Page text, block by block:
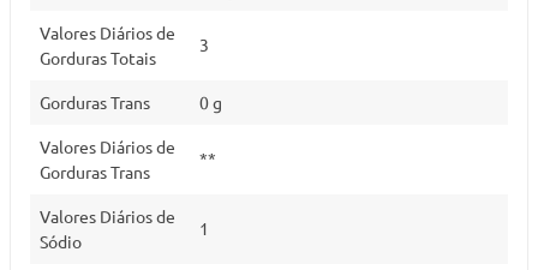
Valores Diários de
Gorduras Totais
3
Gorduras Trans 0 g
Valores Diários de
Gorduras Trans
**
Valores Diários de
Sódio
1